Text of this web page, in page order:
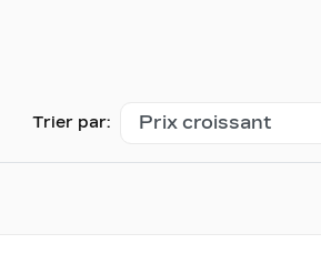
Trier par: